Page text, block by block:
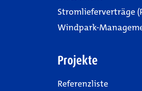
Stromlieferverträge
Windpark-
Projekte
Referenzliste